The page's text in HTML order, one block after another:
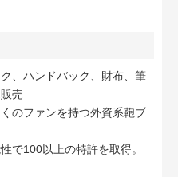
、ハンドバック、財布、筆
売
のファンを持つ外資系鞄ブ
で100以上の特許を取得。